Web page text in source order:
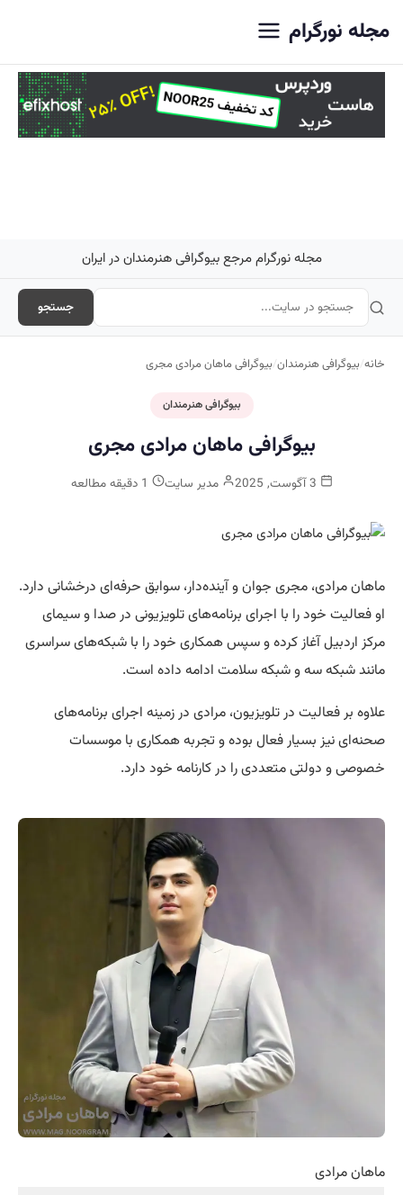
مجله نورگرام
مجله نورگرام مرجع بیوگرافی هنرمندان در ایران
جستجو
خانه/بیوگرافی هنرمندان/بیوگرافی ماهان مرادی مجری
بیوگرافی هنرمندان
بیوگرافی ماهان مرادی مجری
مدیر سایت
ماهان مرادی، مجری جوان و آینده‌دار، سوابق حرفه‌ای درخشانی دارد.
او فعالیت خود را با اجرای برنامه‌های تلویزیونی در صدا و سیمای
مرکز اردبیل آغاز کرده و سپس همکاری خود را با شبکه‌های سراسری
مانند شبکه سه و شبکه سلامت ادامه داده است.
علاوه بر فعالیت در تلویزیون، مرادی در زمینه اجرای برنامه‌های
صحنه‌ای نیز بسیار فعال بوده و تجربه همکاری با موسسات
خصوصی و دولتی متعددی را در کارنامه خود دارد.
ماهان مرادی